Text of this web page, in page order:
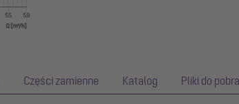
Części zamienne Katalog Pliki do